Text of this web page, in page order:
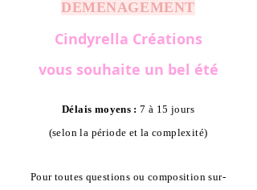
DEMENAGEMENT
Cindyrella Créations
vous souhaite un bel été
Délais moyens : 7 à 15 jours
(selon la période et la complexité)
Pour toutes questions ou composition sur-